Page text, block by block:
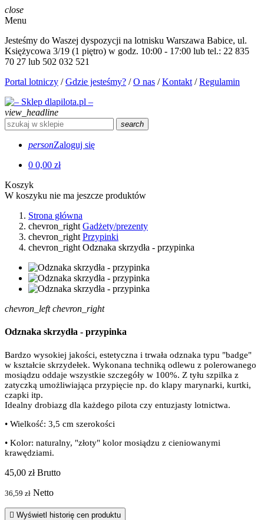
close
Menu
Jesteśmy do Waszej dyspozycji na lotnisku Warszawa Babice, ul.
Księżycowa 3/19 (1 piętro) w godz. 10:00 - 17:00 lub tel.: 22 835
70 27 lub 502 032 521
Portal lotniczy /Gdzie jesteśmy? /O nas /Kontakt /Regulamin
view_headline
search
personZaloguj się
0 0,00 zł
Koszyk
W koszyku nie ma jeszcze produktów
Strona główna
chevron_right Gadżety/prezenty
chevron_right Przypinki
chevron_right Odznaka skrzydła - przypinka
chevron_left chevron_right
Odznaka skrzydła - przypinka
Bardzo wysokiej jakości, estetyczna i trwała odznaka typu "badge"
w kształcie skrzydełek. Wykonana techniką odlewu z polerowanego
mosiądzu oddaje wszystkie szczegóły w 100%. Z tyłu szpilka z
zatyczką umożliwiająca przypięcie np. do klapy marynarki, kurtki,
czapki itp.
Idealny drobiazg dla każdego pilota czy entuzjasty lotnictwa.
• Wielkość: 3,5 cm szerokości
• Kolor: naturalny, "złoty" kolor mosiądzu z cieniowanymi
krawędziami.
45,00 złBrutto
36,59 zł Netto
 Wyświetl historię cen produktu